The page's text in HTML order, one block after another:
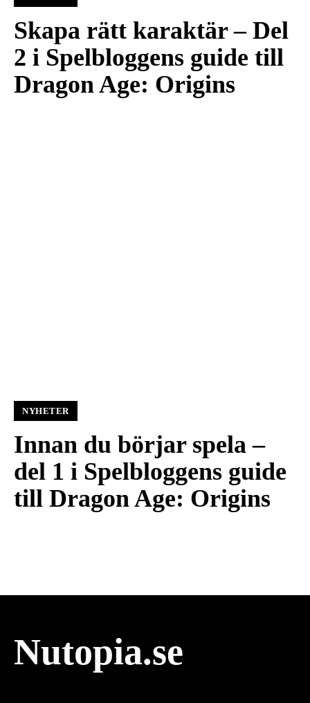
Skapa rätt karaktär – Del
2 i Spelbloggens guide till
Dragon Age: Origins
NYHETER
Innan du börjar spela –
del 1 i Spelbloggens guide
till Dragon Age: Origins
Nutopia.se